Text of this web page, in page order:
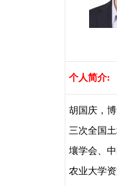
个人简介:
胡国庆，
三次全国
壤学会、
农业大学